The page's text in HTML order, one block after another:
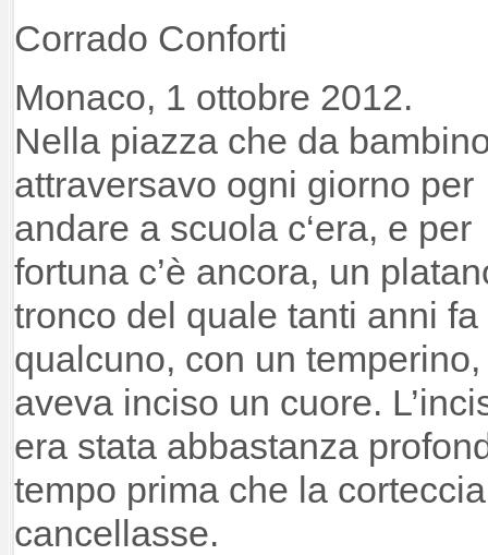
Corrado Conforti
Monaco, 1 ottobre 2012.
Nella piazza che da
attraversavo ogni giorno per
andare a scuola c‘era, e per
fortuna c’è ancora, un
tronco del quale tanti anni fa
qualcuno, con un temperino,
aveva inciso un cuore.
era stata abbastanza
tempo prima che la
cancellasse.